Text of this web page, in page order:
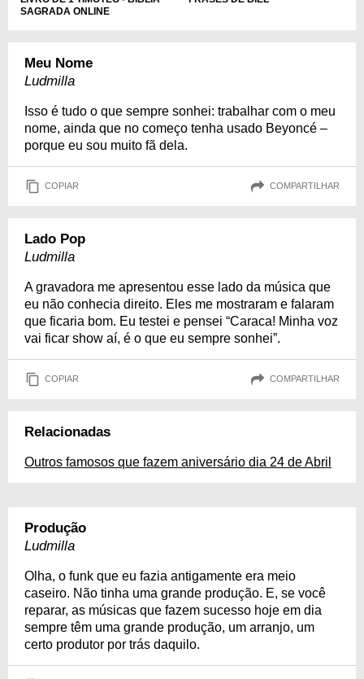
SAGRADA ONLINE
Meu Nome
Ludmilla
Isso é tudo o que sempre sonhei: trabalhar com o meu
nome, ainda que no começo tenha usado Beyoncé –
porque eu sou muito fã dela.
COPIAR COMPARTILHAR
Lado Pop
Ludmilla
A gravadora me apresentou esse lado da música que
eu não conhecia direito. Eles me mostraram e falaram
que ficaria bom. Eu testei e pensei “Caraca! Minha voz
vai ficar show aí, é o que eu sempre sonhei”.
COPIAR COMPARTILHAR
Relacionadas
Outros famosos que fazem aniversário dia 24 de Abril
Produção
Ludmilla
Olha, o funk que eu fazia antigamente era meio
caseiro. Não tinha uma grande produção. E, se você
reparar, as músicas que fazem sucesso hoje em dia
sempre têm uma grande produção, um arranjo, um
certo produtor por trás daquilo.